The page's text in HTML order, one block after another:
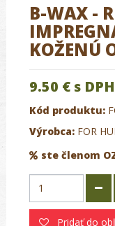
B-WAX -
KOŽENÚ
9.50 € s DPH
Kód produktu:
Výrobca: FOR
ste členom
Pridať do